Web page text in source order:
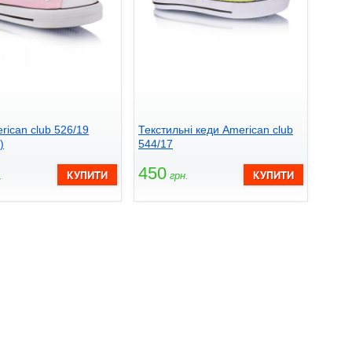
club 526/19
Текстильні кеди American club
544/17
450 грн.